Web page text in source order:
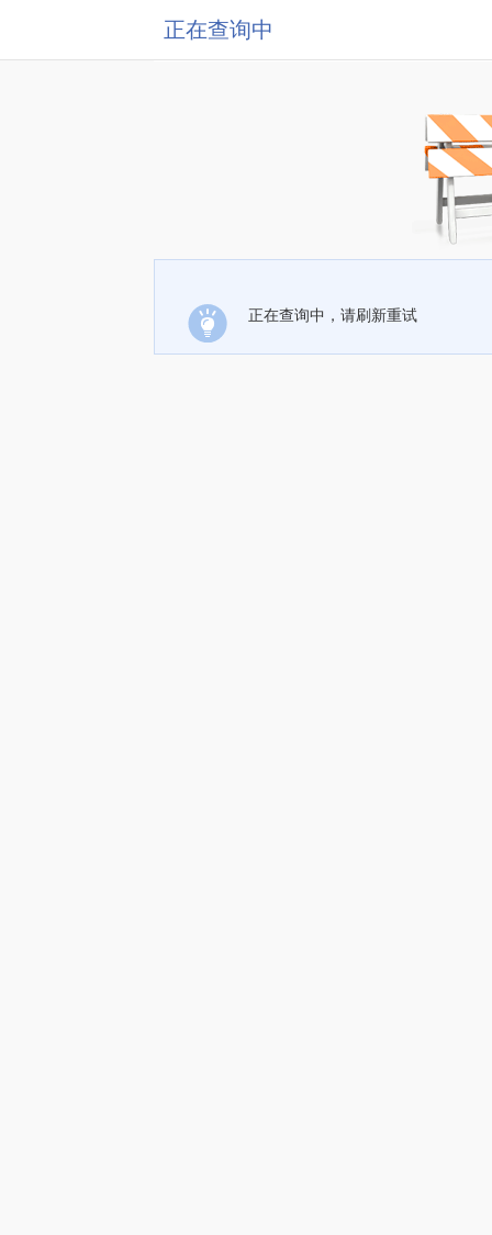
正在查询中
正在查询中，请刷新重试